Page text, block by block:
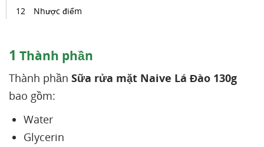
Nhược điểm
1 Thành phần
Thành phần Sữa rửa mặt Naive Lá Đào 130g
bao gồm:
Water
Glycerin